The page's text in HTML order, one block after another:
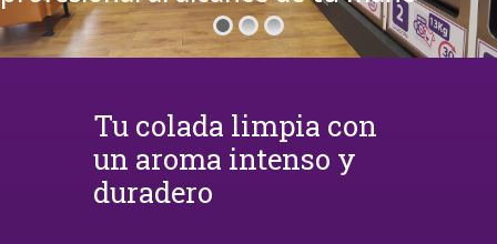
Tu colada limpia con
un aroma intenso y
duradero